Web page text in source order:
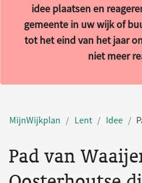
idee plaatsen en
gemeente in uw wijk of
tot het eind van het jaar
niet meer
MijnWijkplan Lent Idee
Pad van